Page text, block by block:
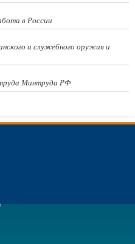
в России
и служебного оружия и
Минтруда РФ